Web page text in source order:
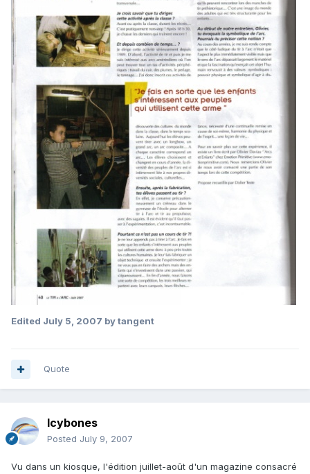
Edited July 5, 2007 by tangent
Quote
Icybones
Posted July 9, 2007
Vu dans un kiosque, l'édition juillet-août d'un magazine consacré